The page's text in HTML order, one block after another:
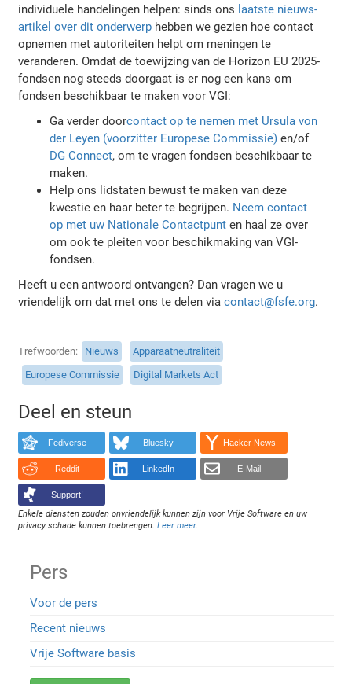
individuele handelingen helpen: sinds ons laatste nieuws-
artikel over dit onderwerp hebben we gezien hoe contact
opnemen met autoriteiten helpt om meningen te
veranderen. Omdat de toewijzing van de Horizon EU 2025-
fondsen nog steeds doorgaat is er nog een kans om
fondsen beschikbaar te maken voor VGI:
Ga verder doorcontact op te nemen met Ursula von
der Leyen (voorzitter Europese Commissie) en/of
DG Connect, om te vragen fondsen beschikbaar te
maken.
Help ons lidstaten bewust te maken van deze
kwestie en haar beter te begrijpen. Neem contact
op met uw Nationale Contactpunt en haal ze over
om ook te pleiten voor beschikmaking van VGI-
fondsen.
Heeft u een antwoord ontvangen? Dan vragen we u
vriendelijk om dat met ons te delen viacontact@fsfe.org.
Trefwoorden Nieuws
Apparaatneutraliteit
Europese Commissie
Digital Markets Act
Deel en steun
Fediverse Bluesky Hacker News
Reddit LinkedIn E-Mail
Support!
Enkele diensten zouden onvriendelijk kunnen zijn voor Vrije Software en uw
privacy schade kunnen toebrengen.Leer meer.
Pers
Voor de pers
Recent nieuws
Vrije Software basis